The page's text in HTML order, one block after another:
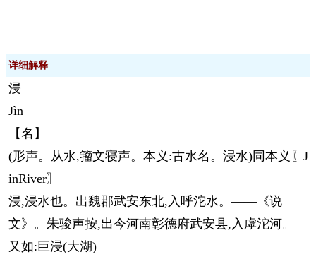
详细解释
浸
Jìn
【名】
(形声。从水,籀文寝声。本义:古水名。浸水)同本义〖J
inRiver〗
浸,浸水也。出魏郡武安东北,入呼沱水。——《说
文》。朱骏声按,出今河南彰德府武安县,入虖沱河。
又如:巨浸(大湖)